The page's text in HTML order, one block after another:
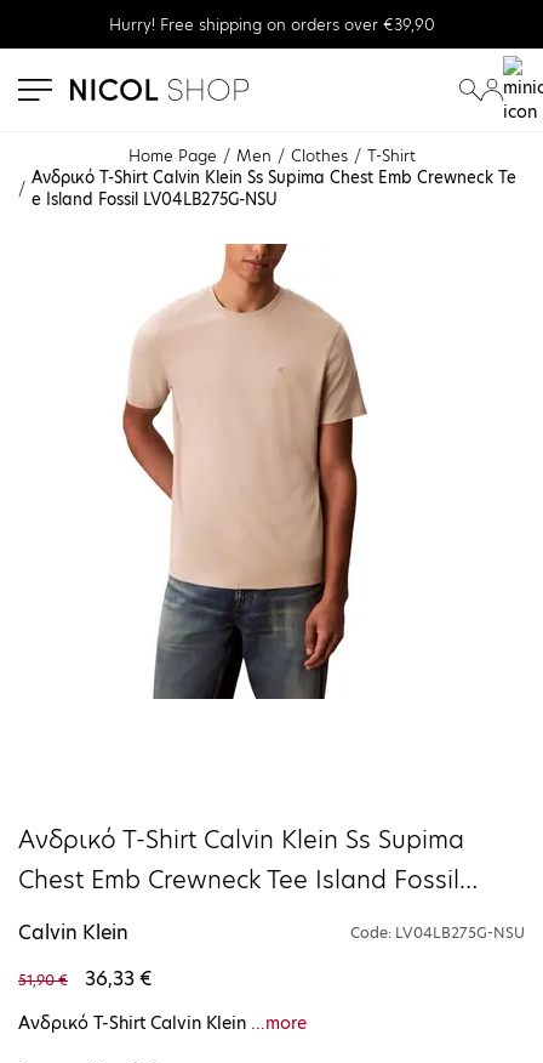
Hurry! Free shipping on orders over €39,90
Home Page Men Clothes
T-Shirt
Ανδρικό Τ-Shirt Calvin Klein Ss Supima Chest Emb Crewneck Te
e Island Fossil LV04LB275G-NSU
Ανδρικό Τ-Shirt Calvin Klein Ss Supima
Chest Emb Crewneck Tee Island Fossil
LV04LB275G-NSU
Calvin Klein Code: LV04LB275G-NSU
51,90 € 36,33 €
Ανδρικό Τ-Shirt Calvin Klein ...more